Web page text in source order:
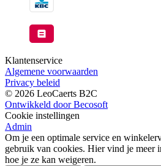
Klantenservice
Algemene voorwaarden
Privacy beleid
© 2026 LeoCaerts B2C
Ontwikkeld door Becosoft
Cookie instellingen
Admin
Om je een optimale service en
gebruik van cookies. Hier vind je meer
hoe je ze kan weigeren.